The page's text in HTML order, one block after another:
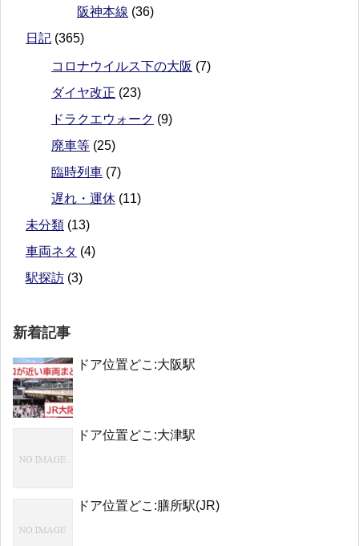
阪神本線 (36)
日記 (365)
コロナウイルス下の大阪 (7)
ダイヤ改正 (23)
ドラクエウォーク (9)
廃車等 (25)
臨時列車 (7)
遅れ・運休 (11)
未分類 (13)
車両ネタ (4)
駅探訪 (3)
新着記事
ドア位置どこ:大阪駅
ドア位置どこ:大津駅
ドア位置どこ:膳所駅(JR)